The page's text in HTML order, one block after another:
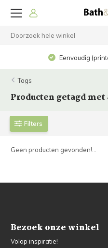
Eenvoudig
Tags
Producten getagd met
Filters
Geen producten gevonden!...
Bezoek onze winkel
Volop inspiratie!